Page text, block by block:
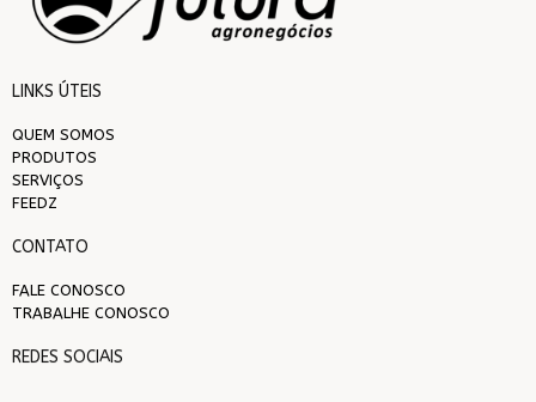
LINKS ÚTEIS
QUEM SOMOS
PRODUTOS
SERVIÇOS
FEEDZ
CONTATO
FALE CONOSCO
TRABALHE CONOSCO
REDES SOCIAIS